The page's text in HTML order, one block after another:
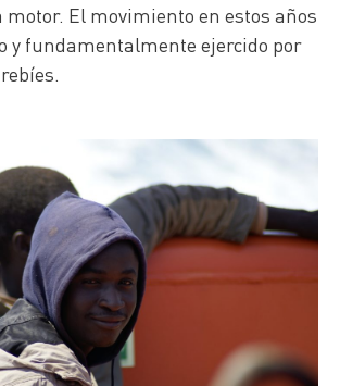
motor. El movimiento en estos años
y fundamentalmente ejercido por